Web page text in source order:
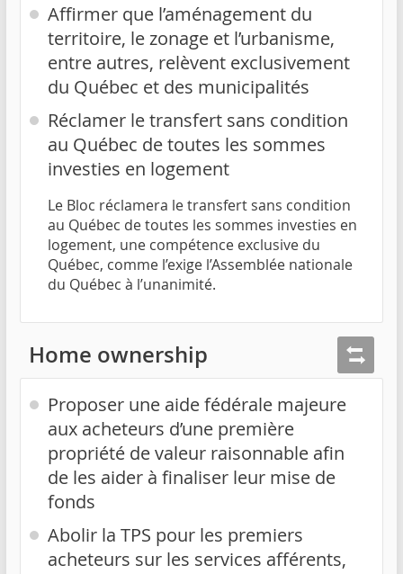
Affirmer que l’aménagement du
territoire, le zonage et l’urbanisme,
entre autres, relèvent exclusivement
du Québec et des municipalités
Réclamer le transfert sans condition
au Québec de toutes les sommes
investies en logement
Le Bloc réclamera le transfert sans condition
au Québec de toutes les sommes investies en
logement, une compétence exclusive du
Québec, comme l’exige l’Assemblée nationale
du Québec à l’unanimité.
Home ownership
Proposer une aide fédérale majeure
aux acheteurs d’une première
propriété de valeur raisonnable afin
de les aider à finaliser leur mise de
fonds
Abolir la TPS pour les premiers
acheteurs sur les services afférents,